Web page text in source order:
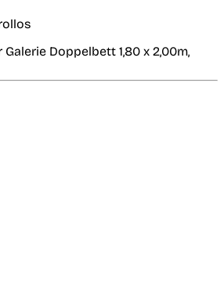
Doppelbett 1,80 x 2,00m,